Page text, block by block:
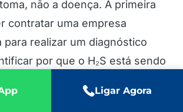
não a doença. A primeira
contratar uma empresa
para realizar um diagnóstico
por que o H₂S está sendo
são:
Ligar Agora